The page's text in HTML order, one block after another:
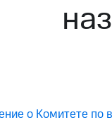
о Комитете по